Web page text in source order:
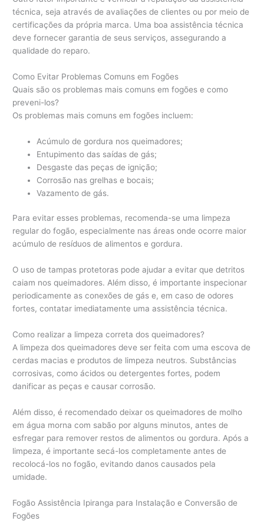
técnica, seja através de avaliações de clientes ou por meio de
certificações da própria marca. Uma boa assistência técnica
deve fornecer garantia de seus serviços, assegurando a
qualidade do reparo.
Como Evitar Problemas Comuns em Fogões
Quais são os problemas mais comuns em fogões e como
preveni-los?
Os problemas mais comuns em fogões incluem:
Acúmulo de gordura nos queimadores;
Entupimento das saídas de gás;
Desgaste das peças de ignição;
Corrosão nas grelhas e bocais;
Vazamento de gás.
Para evitar esses problemas, recomenda-se uma limpeza
regular do fogão, especialmente nas áreas onde ocorre maior
acúmulo de resíduos de alimentos e gordura.
O uso de tampas protetoras pode ajudar a evitar que detritos
caiam nos queimadores. Além disso, é importante inspecionar
periodicamente as conexões de gás e, em caso de odores
fortes, contatar imediatamente uma assistência técnica.
Como realizar a limpeza correta dos queimadores?
A limpeza dos queimadores deve ser feita com uma escova de
cerdas macias e produtos de limpeza neutros. Substâncias
corrosivas, como ácidos ou detergentes fortes, podem
danificar as peças e causar corrosão.
Além disso, é recomendado deixar os queimadores de molho
em água morna com sabão por alguns minutos, antes de
esfregar para remover restos de alimentos ou gordura. Após a
limpeza, é importante secá-los completamente antes de
recolocá-los no fogão, evitando danos causados pela
umidade.
Fogão Assistência Ipiranga para Instalação e Conversão de
Fogões